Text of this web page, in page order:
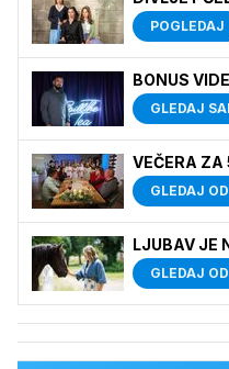
POGLEDAJ
BONUS
GLEDAJ
VEČERA ZA
GLEDAJ
LJUBAV JE
GLEDAJ